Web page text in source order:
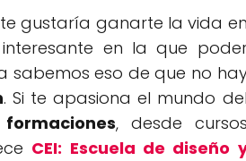
gustaría ganarte la vida en
en la que
sabemos eso de que no
. Si te apasiona el mundo del
formaciones, desde cursos
CEI: Escuela de diseño